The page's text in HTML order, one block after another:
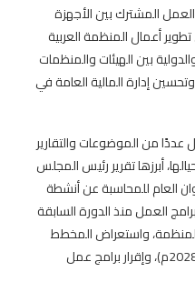
المشترك بين الأجهزة
أعمال المنظمة العربية
بين الهيئات والمنظمات
إدارة المالية العامة في
عددًا من الموضوعات والتقارير
أبرزها تقرير رئيس المجلس
العام للمحاسبة عن أنشطة
العمل منذ الدورة السابقة
للمنظمة، واستعراض المخطط
الإستراتيجي للمنظمة للفترة (2023 – 2028م)، وإقرار برامج عمل